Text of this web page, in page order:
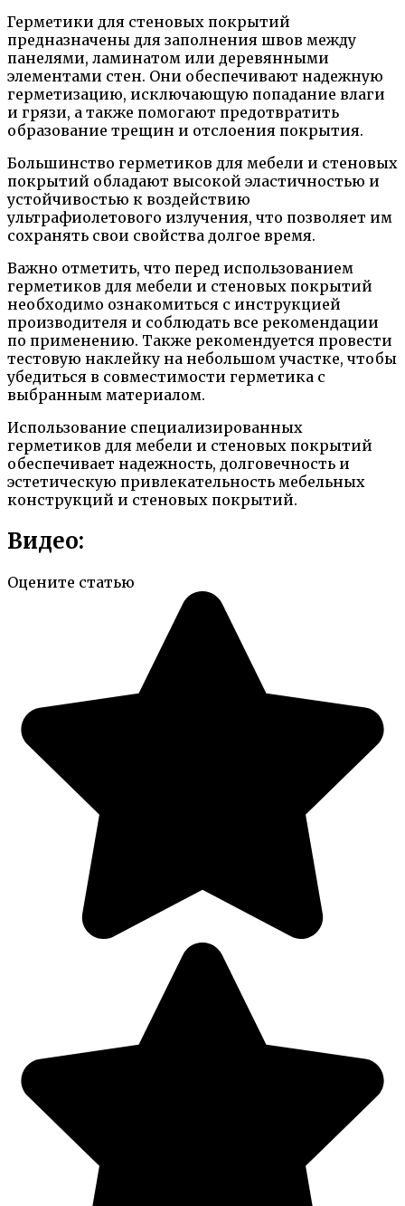
Герметики для стеновых покрытий
предназначены для заполнения швов между
панелями, ламинатом или деревянными
элементами стен. Они обеспечивают надежную
герметизацию, исключающую попадание влаги
и грязи, а также помогают предотвратить
образование трещин и отслоения покрытия.
Большинство герметиков для мебели и стеновых
покрытий обладают высокой эластичностью и
устойчивостью к воздействию
ультрафиолетового излучения, что позволяет им
сохранять свои свойства долгое время.
Важно отметить, что перед использованием
герметиков для мебели и стеновых покрытий
необходимо ознакомиться с инструкцией
производителя и соблюдать все рекомендации
по применению. Также рекомендуется провести
тестовую наклейку на небольшом участке, чтобы
убедиться в совместимости герметика с
выбранным материалом.
Использование специализированных
герметиков для мебели и стеновых покрытий
обеспечивает надежность, долговечность и
эстетическую привлекательность мебельных
конструкций и стеновых покрытий.
Видео:
Оцените статью